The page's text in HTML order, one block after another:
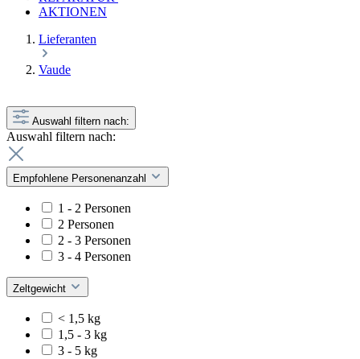
AKTIONEN
Lieferanten
Vaude
Auswahl filtern nach:
Auswahl filtern nach:
Empfohlene Personenanzahl
1 - 2 Personen
2 Personen
2 - 3 Personen
3 - 4 Personen
Zeltgewicht
< 1,5 kg
1,5 - 3 kg
3 - 5 kg